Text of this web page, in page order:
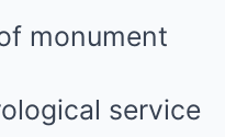
service